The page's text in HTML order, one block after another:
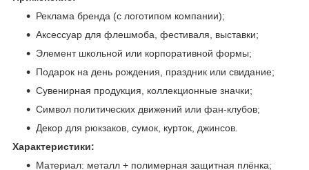
Реклама бренда (с логотипом компании);
Аксессуар для флешмоба, фестиваля, выставки;
Элемент школьной или корпоративной формы;
Подарок на день рождения, праздник или свидание;
Сувенирная продукция, коллекционные значки;
Символ политических движений или фан-клубов;
Декор для рюкзаков, сумок, курток, джинсов.
Характеристики:
Материал: металл + полимерная защитная плёнка;